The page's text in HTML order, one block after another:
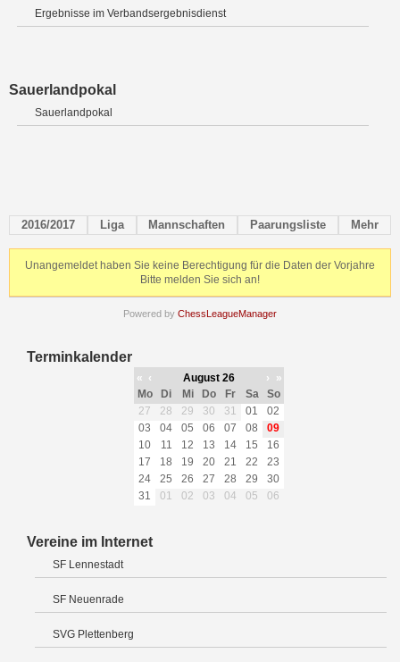
Ergebnisse im Verbandsergebnisdienst
Sauerlandpokal
Sauerlandpokal
2016/2017 Liga Mannschaften Paarungsliste Mehr
Unangemeldet haben Sie keine Berechtigung für die Daten der Vorjahre
Bitte melden Sie sich an!
Powered by ChessLeagueManager
Terminkalender
« ‹ August 26 ›
»
Mo
Di Mi Do Fr Sa
So
27
28 29 30 31 01
02
03
04 05 06 07 08
09
10
11 12 13 14 15
16
17
18 19 20 21 22
23
24
25 26 27 28 29
30
31
01 02 03 04 05 06
Vereine im Internet
SF Lennestadt
SF Neuenrade
SVG Plettenberg